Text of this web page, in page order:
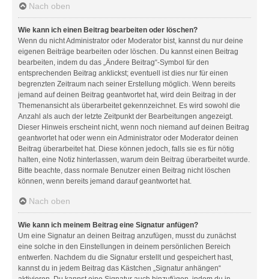
Nach oben
Wie kann ich einen Beitrag bearbeiten oder löschen?
Wenn du nicht Administrator oder Moderator bist, kannst du nur deine
eigenen Beiträge bearbeiten oder löschen. Du kannst einen Beitrag
bearbeiten, indem du das „Ändere Beitrag“-Symbol für den
entsprechenden Beitrag anklickst; eventuell ist dies nur für einen
begrenzten Zeitraum nach seiner Erstellung möglich. Wenn bereits
jemand auf deinen Beitrag geantwortet hat, wird dein Beitrag in der
Themenansicht als überarbeitet gekennzeichnet. Es wird sowohl die
Anzahl als auch der letzte Zeitpunkt der Bearbeitungen angezeigt.
Dieser Hinweis erscheint nicht, wenn noch niemand auf deinen Beitrag
geantwortet hat oder wenn ein Administrator oder Moderator deinen
Beitrag überarbeitet hat. Diese können jedoch, falls sie es für nötig
halten, eine Notiz hinterlassen, warum dein Beitrag überarbeitet wurde.
Bitte beachte, dass normale Benutzer einen Beitrag nicht löschen
können, wenn bereits jemand darauf geantwortet hat.
Nach oben
Wie kann ich meinem Beitrag eine Signatur anfügen?
Um eine Signatur an deinen Beitrag anzufügen, musst du zunächst
eine solche in den Einstellungen in deinem persönlichen Bereich
entwerfen. Nachdem du die Signatur erstellt und gespeichert hast,
kannst du in jedem Beitrag das Kästchen „Signatur anhängen“